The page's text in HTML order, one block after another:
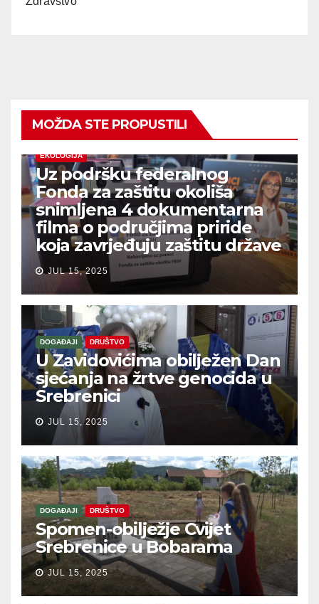
MOŽDA STE PROPUSTILI
EKOLOGIJA
Uz podršku federalnog
Fonda za zaštitu okoliša
snimljena 4 dokumentarna
filma o područjima priride
koja zavrjeđuju zaštitu države
JUL 15, 2025
DOGAĐAJI DRUŠTVO
U Zavidovićima obilježen Dan
sjećanja na žrtve genocida u
Srebrenici
JUL 15, 2025
DOGAĐAJI DRUŠTVO
Spomen-obilježje Cvijet
Srebrenice u Bobarama
JUL 15, 2025